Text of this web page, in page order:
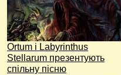
Ortum і Labyrinthus
Stellarum презентують
спільну пісню